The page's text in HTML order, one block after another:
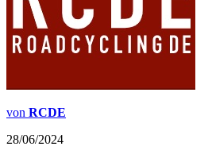
von RCDE
28/06/2024